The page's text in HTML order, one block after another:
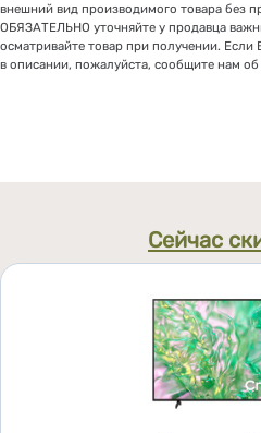
внешний вид производимого товара без
ОБЯЗАТЕЛЬНО уточняйте у продавца
осматривайте товар при получении.
в описании, пожалуйста, сообщите нам об
Сейчас